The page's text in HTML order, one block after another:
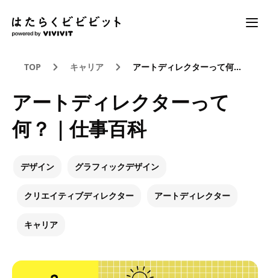
TOP キャリア アートディレクターって何？｜仕事百科
アートディレクターって
何？｜仕事百科
デザイン グラフィックデザイン
クリエイティブディレクター アートディレクター
キャリア